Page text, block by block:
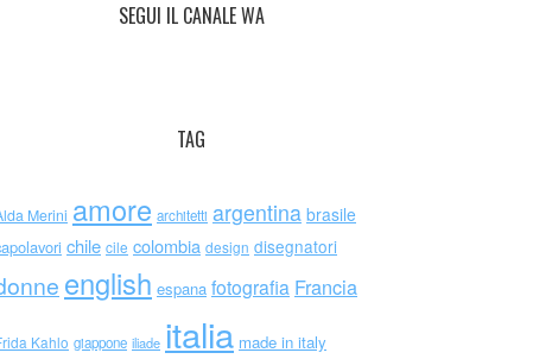
SEGUI IL CANALE WA
TAG
Merini amore architetti argentina brasile
chile cile colombia design disegnatori
english espana fotografia Francia
Kahlo giappone iliade italia made in italy